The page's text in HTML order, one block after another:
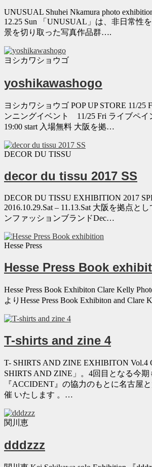
UNUSUAL Shuhei Nkamura photo
12.25 Sun 「UNUSUAL」は、非日常性
景を切り取った写真作品群….
ヨシカワショウゴ
yoshikawashogo
ヨシカワショウゴ POP UP STORE 11/25
ンニングイベント 11/25 Fri ライブペイ
19:00 start 入場無料 大阪を拠…
DECOR DU TISSU
decor du tissu 2017 SS
DECOR DU TISSU EXHIBITION 2017
2016.10.29.Sat – 11.13.Sat 大阪を拠点と
ンファッションブランドDec…
Hesse Press
Hesse Press Book
Hesse Press Book Exhibiton Clare Kelly
よりHesse Press Book Exhibiton and Clare
T-shirts and zine 4
T- SHIRTS AND ZINE EXHIBITON Vol.4
SHIRTS AND ZINE」。4回目となる今期
『ACCIDENT』の協力のもとに名古屋
催 いたします 。…
関川恵
dddzzz